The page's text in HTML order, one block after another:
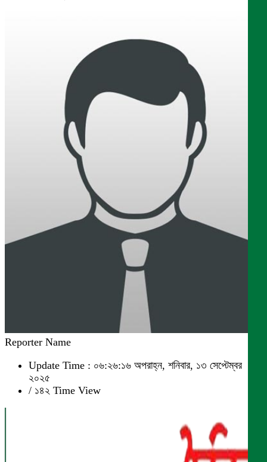
Reporter Name
Update Time : ০৬:২৬:১৬ অপরাহ্ন, শনিবার, ১৩ সেপ্টেম্বর
২০২৫
/ ১৪২ Time View